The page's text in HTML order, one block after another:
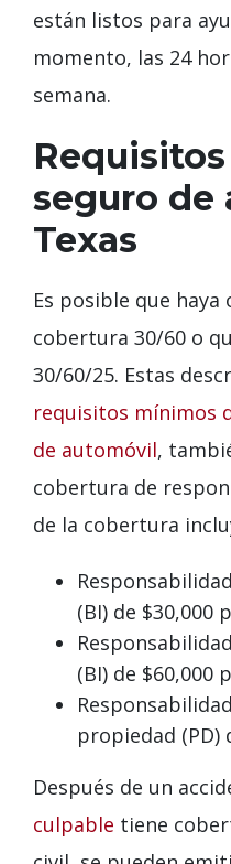
están listos para
momento, las 24
semana.
seguro de
Texas
Es posible que
cobertura 30/60 o
30/60/25. Estas
requisitos mínimos
de automóvil,
cobertura de
de la cobertura
(BI) de $30,000
(BI) de $60,000
propiedad (PD)
Después de un
culpable tiene